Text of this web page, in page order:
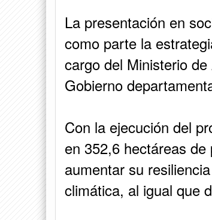
La presentación en
como parte la
cargo del Ministerio
Gobierno
Con la ejecución del
en 352,6 hectáreas
aumentar su
climática, al igual que